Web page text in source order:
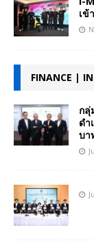
เข้
FINANCE |
กลุ่
ดำ
บา